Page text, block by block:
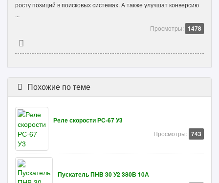
росту позиций в поисковых системах. А также улучшат конверсию
...
Просмотры: 1478
Похожие по теме
Реле скорости РС-67 У3
Просмотры: 743
Пускатель ПНВ 30 У2 380В 10А